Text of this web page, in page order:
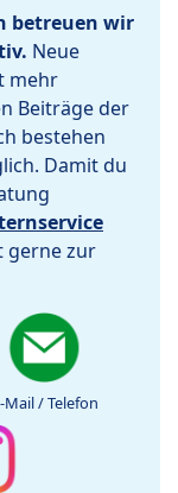
betreuen wir
Neue
mehr
Beiträge der
bestehen
Damit du
gerne zur
Mail / Telefon